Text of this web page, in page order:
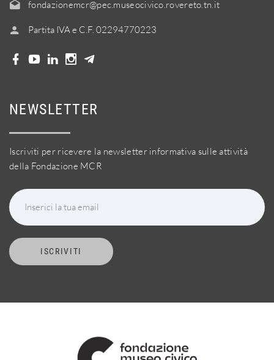
fondazionemcr@pec.museocivico.rovereto.tn.it
Partita IVA e C.F. 02294770223
NEWSLETTER
Iscriviti per ricevere la newsletter informativa sulle attività
della Fondazione MCR
Inserici la tua email
ISCRIVITI